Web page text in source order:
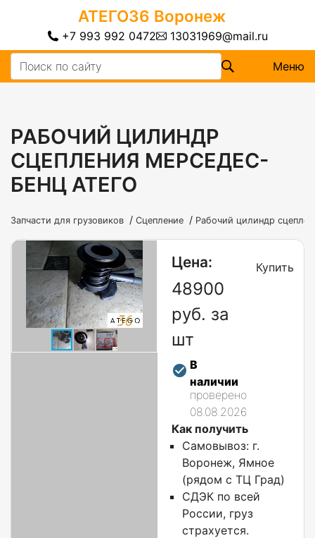
АТЕГО36 Воронеж
+7 993 992 0472 13031969@mail.ru
Меню
РАБОЧИЙ ЦИЛИНДР
СЦЕПЛЕНИЯ МЕРСЕДЕС-
БЕНЦ АТЕГО
Запчасти для грузовиков / Сцепление / Рабочий цилиндр
Цена:
48900
руб. за
шт
В
наличии
проверено
08.08.2026
Купить
Как получить
Самовывоз: г.
Воронеж, Ямное
(рядом с ТЦ Град)
СДЭК по всей
России, груз
страхуется.